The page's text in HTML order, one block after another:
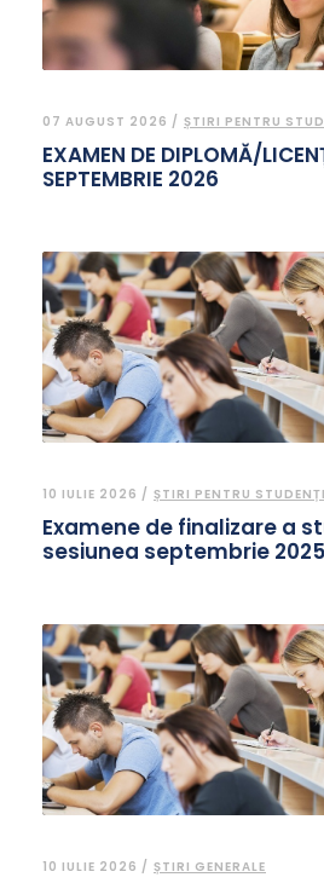
07 AUGUST 2026 / ȘTIRI PENTRU
EXAMEN DE DIPLOMĂ/
SEPTEMBRIE 2026
10 IULIE 2026 / ȘTIRI PENTRU STUDENȚI
Examene de finalizare a
sesiunea septembrie 2025
10 IULIE 2026 / ȘTIRI GENERALE